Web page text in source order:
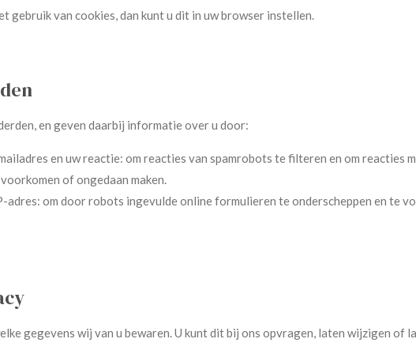
gebruik van cookies, dan kunt u dit in uw browser instellen.
en geven daarbij informatie over u door:
en uw reactie: om reacties van spamrobots te filteren en om reacties
of ongedaan maken.
adres: om door robots ingevulde online formulieren te onderscheppen en te
gegevens wij van u bewaren. U kunt dit bij ons opvragen, laten wijzigen of